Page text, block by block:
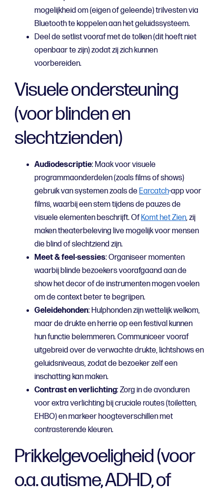
mogelijkheid om (eigen of geleende) trilvesten via
Bluetooth te koppelen aan het geluidssysteem.
Deel de setlist vooraf met de tolken (dit hoeft niet
openbaar te zijn) zodat zij zich kunnen
voorbereiden.
Visuele ondersteuning
(voor blinden en
slechtzienden)
Audiodescriptie: Maak voor visuele
programmaonderdelen (zoals films of shows)
gebruik van systemen zoals deEarcatch-app voor
films, waarbij een stem tijdens de pauzes de
visuele elementen beschrijft. OfKomt het Zien, zij
maken theaterbeleving live mogelijk voor mensen
die blind of slechtziend zijn.
Meet & feel-sessies: Organiseer momenten
waarbij blinde bezoekers voorafgaand aan de
show het decor of de instrumenten mogen voelen
om de context beter te begrijpen.
Geleidehonden: Hulphonden zijn wettelijk welkom,
maar de drukte en herrie op een festival kunnen
hun functie belemmeren. Communiceer vooraf
uitgebreid over de verwachte drukte, lichtshows en
geluidsniveaus, zodat de bezoeker zelf een
inschatting kan maken.
Contrast en verlichting: Zorg in de avonduren
voor extra verlichting bij cruciale routes (toiletten,
EHBO) en markeer hoogteverschillen met
contrasterende kleuren.
Prikkelgevoeligheid (voor
o.a. autisme, ADHD, of